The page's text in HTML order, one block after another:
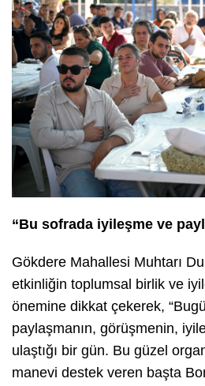
“Bu sofrada iyileşme ve
Gökdere Mahallesi Muhtarı
etkinliğin toplumsal birlik ve
önemine dikkat çekerek,
paylaşmanın, görüşmenin,
ulaştığı bir gün. Bu güzel
manevi destek veren başta